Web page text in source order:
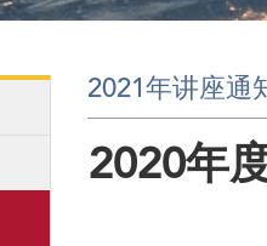
2021年讲座通
2020年